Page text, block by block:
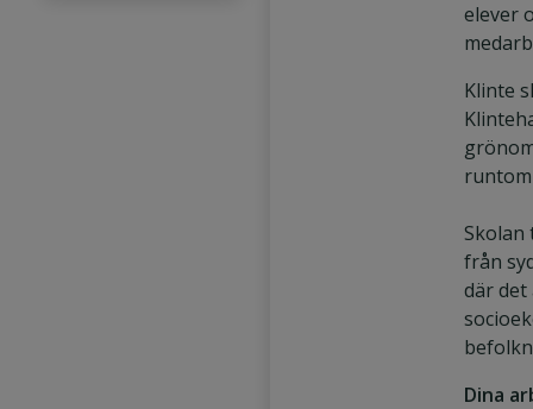
elever
Klinte
Skolan
från
där det
Dina